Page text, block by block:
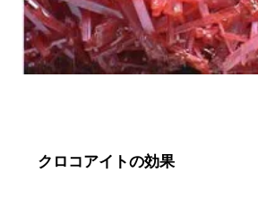
クロコアイトの効果